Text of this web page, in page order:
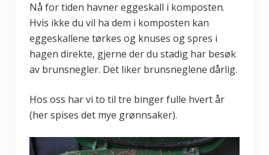
Nå for tiden havner eggeskall i komposten.
Hvis ikke du vil ha dem i komposten kan
eggeskallene tørkes og knuses og spres i
hagen direkte, gjerne der du stadig har besøk
av brunsnegler. Det liker brunsneglene dårlig.
Hos oss har vi to til tre binger fulle hvert år
(her spises det mye grønnsaker).